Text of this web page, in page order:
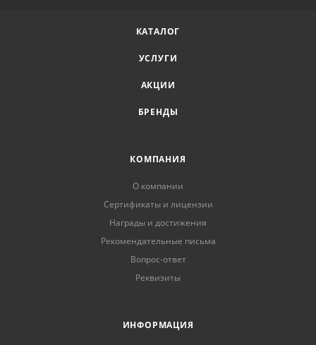
КАТАЛОГ
УСЛУГИ
АКЦИИ
БРЕНДЫ
КОМПАНИЯ
О компании
Сертификаты и лицензии
Награды и достижения
Рекомендательные письма
Вопрос-ответ
Реквизиты
ИНФОРМАЦИЯ